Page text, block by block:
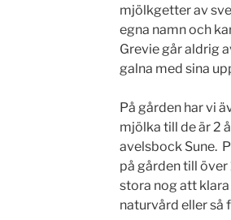
mjölkgetter av
egna namn och
Grevie går aldrig
galna med sina
På gården har vi
mjölka till de är 2
avelsbock Sune.
på gården till
stora nog att klara
naturvård eller så